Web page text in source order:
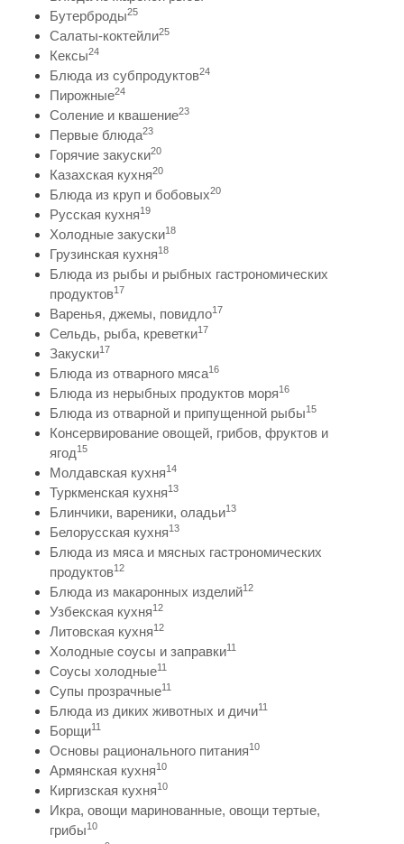
Бутерброды25
Салаты-коктейли25
Кексы24
Блюда из субпродуктов24
Пирожные24
Соление и квашение23
Первые блюда23
Горячие закуски20
Казахская кухня20
Блюда из круп и бобовых20
Русская кухня19
Холодные закуски18
Грузинская кухня18
Блюда из рыбы и рыбных гастрономических
продуктов17
Варенья, джемы, повидло17
Сельдь, рыба, креветки17
Закуски17
Блюда из отварного мяса16
Блюда из нерыбных продуктов моря16
Блюда из отварной и припущенной рыбы15
Консервирование овощей, грибов, фруктов и
ягод15
Молдавская кухня14
Туркменская кухня13
Блинчики, вареники, оладьи13
Белорусская кухня13
Блюда из мяса и мясных гастрономических
продуктов12
Блюда из макаронных изделий12
Узбекская кухня12
Литовская кухня12
Холодные соусы и заправки11
Соусы холодные11
Супы прозрачные11
Блюда из диких животных и дичи11
Борщи11
Основы рационального питания10
Армянская кухня10
Киргизская кухня10
Икра, овощи маринованные, овощи тертые,
грибы10